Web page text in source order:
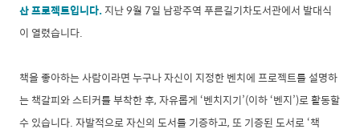
산 프로젝트입니다.지난 9월 7일 남광주역 푸른길기차도서관에서 발대식
이 열렸습니다.
책을 좋아하는 사람이라면 누구나 자신이 지정한 벤치에 프로젝트를 설명하
는 책갈피와 스티커를 부착한 후, 자유롭게 ‘벤치지기’(이하 ‘벤지’)로 활동할
수 있습니다. 자발적으로 자신의 도서를 기증하고, 또 기증된 도서로 ‘책